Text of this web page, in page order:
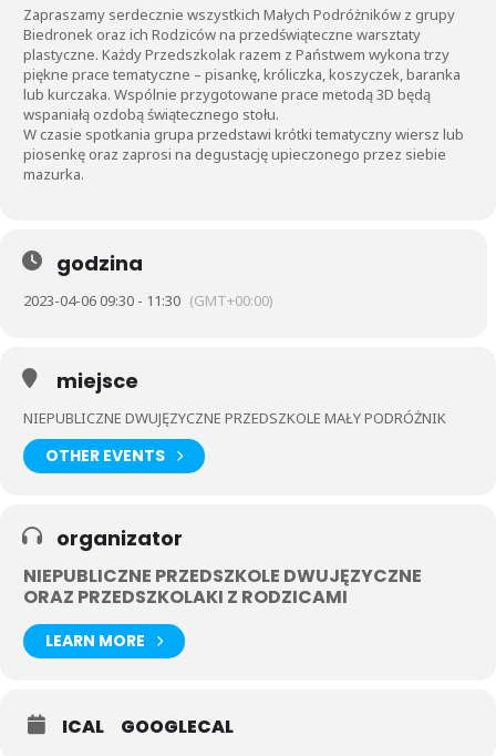
Zapraszamy serdecznie wszystkich Małych Podróżników z grupy
Biedronek oraz ich Rodziców na przedświąteczne warsztaty
plastyczne. Każdy Przedszkolak razem z Państwem wykona trzy
piękne prace tematyczne – pisankę, króliczka, koszyczek, baranka
lub kurczaka. Wspólnie przygotowane prace metodą 3D będą
wspaniałą ozdobą świątecznego stołu.
W czasie spotkania grupa przedstawi krótki tematyczny wiersz lub
piosenkę oraz zaprosi na degustację upieczonego przez siebie
mazurka.
godzina
2023-04-06 09:30 - 11:30 (GMT+00:00)
miejsce
NIEPUBLICZNE DWUJĘZYCZNE PRZEDSZKOLE MAŁY PODRÓŻNIK
OTHER EVENTS
organizator
NIEPUBLICZNE PRZEDSZKOLE DWUJĘZYCZNE
ORAZ PRZEDSZKOLAKI Z RODZICAMI
LEARN MORE
ICAL GOOGLECAL